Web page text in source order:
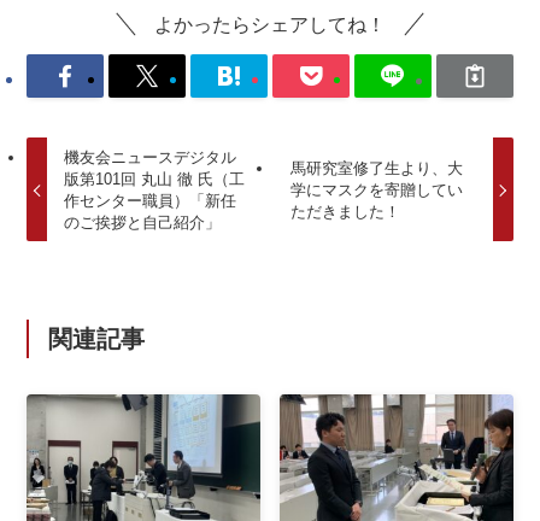
よかったらシェアしてね！
機友会ニュースデジタル
版第101回 丸山 徹 氏（工
作センター職員）「新任
のご挨拶と自己紹介」
馬研究室修了生より、大
学にマスクを寄贈してい
ただきました！
関連記事